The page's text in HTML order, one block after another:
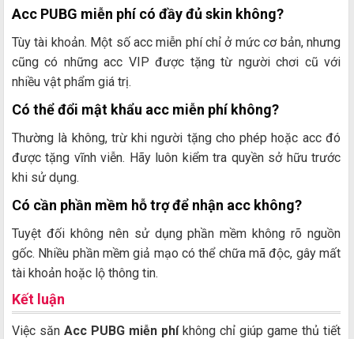
Acc PUBG miễn phí có đầy đủ skin không?
Tùy tài khoản. Một số acc miễn phí chỉ ở mức cơ bản, nhưng
cũng có những acc VIP được tặng từ người chơi cũ với
nhiều vật phẩm giá trị.
Có thể đổi mật khẩu acc miễn phí không?
Thường là không, trừ khi người tặng cho phép hoặc acc đó
được tặng vĩnh viễn. Hãy luôn kiểm tra quyền sở hữu trước
khi sử dụng.
Có cần phần mềm hỗ trợ để nhận acc không?
Tuyệt đối không nên sử dụng phần mềm không rõ nguồn
gốc. Nhiều phần mềm giả mạo có thể chữa mã độc, gây mất
tài khoản hoặc lộ thông tin.
Kết luận
Việc săn Acc PUBG miễn phíkhông chỉ giúp game thủ tiết